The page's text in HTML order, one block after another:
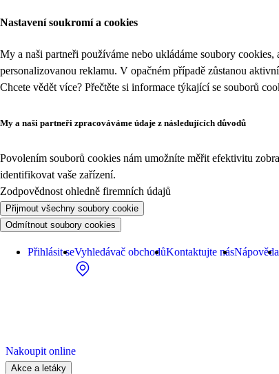
Nastavení soukromí a cookies
My a naši partneři používáme nebo ukládáme soubory
personalizovanou reklamu. V opačném případě zůstanou
Chcete vědět více? Přečtěte si informace týkající se souborů
My a naši partneři zpracováváme údaje z následujících důvodů
Povolením souborů cookies nám umožníte měřit efektivitu
identifikovat vaše zařízení.
Zodpovědnost ohledně firemních údajů
Přijmout všechny soubory cookie
Odmítnout soubory cookies
Přihlásit seVyhledávač obchodůKontaktujte násNápověda
Nakoupit online
Akce a letáky